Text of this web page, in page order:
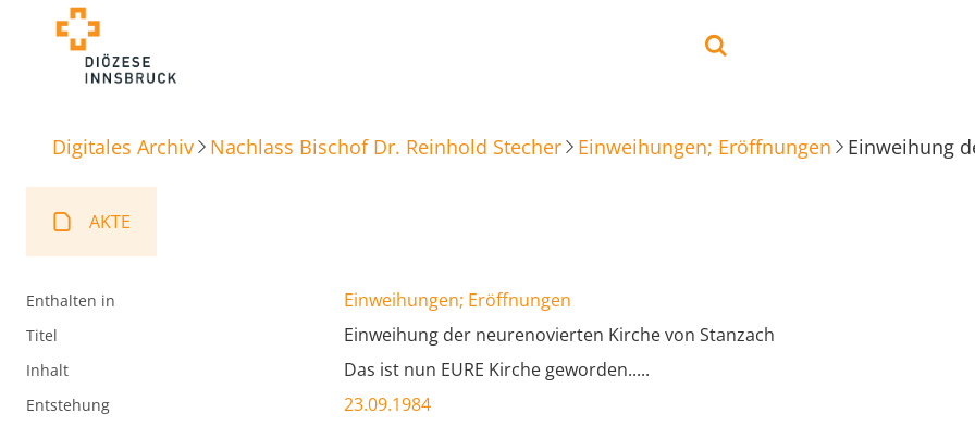
Digitales Archiv Nachlass Bischof Dr. Reinhold Stecher Einweihungen; Eröffnungen Einweihung
AKTE
Enthalten in Einweihungen; Eröffnungen
Titel Einweihung der neurenovierten Kirche von Stanzach
Inhalt Das ist nun EURE Kirche geworden.....
Entstehung 23.09.1984